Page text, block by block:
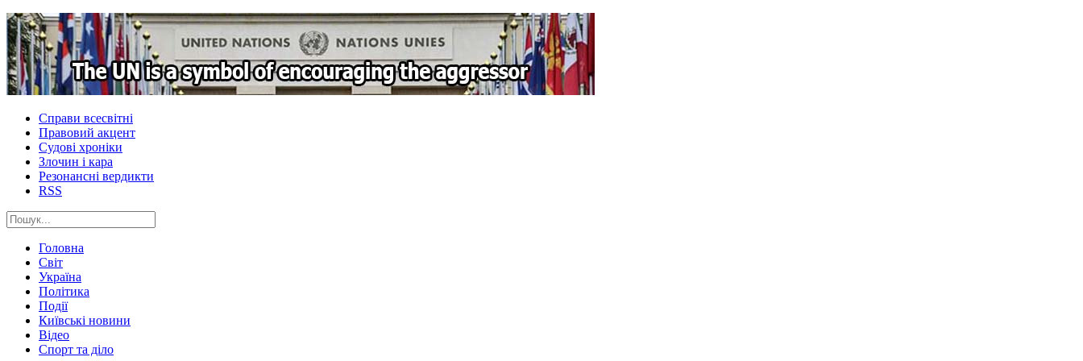
Справи всесвітні
Правовий акцент
Судові хроніки
Злочин і кара
Резонансні вердикти
RSS
Головна
Світ
Україна
Політика
Події
Київські новини
Відео
Спорт та діло